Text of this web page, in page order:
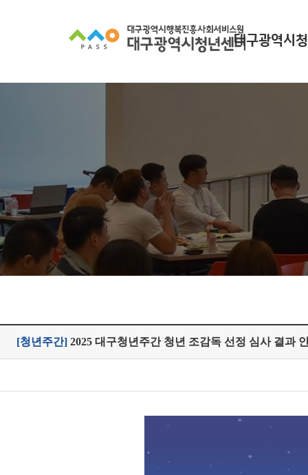
대구광역시
[청년주간] 2025 대구청년주간 청년 조감독 선정 심사 결과